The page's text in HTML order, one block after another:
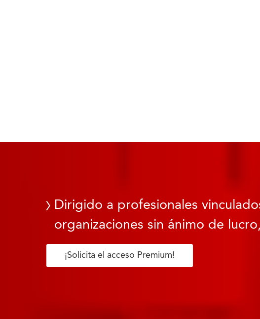
Dirigido a profesionales
organizaciones sin ánimo de
¡Solicita el acceso Premium!